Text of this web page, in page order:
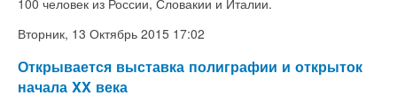
Вторник, 13 Октябрь 2015 17:02
Открывается выставка полиграфии и открыток
начала XX века